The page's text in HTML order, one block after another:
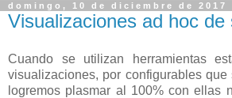
domingo, 10 de diciembre de 2017
Visualizaciones ad hoc de
Cuando se utilizan herramientas
visualizaciones, por configurables
logremos plasmar al 100% con ellas